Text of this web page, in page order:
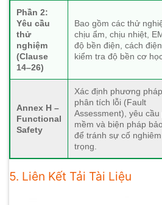
Phần 2:
Yêu cầu
thử
nghiệm
(Clause
14–26)
Bao gồm các thử
chịu ẩm, chịu nhiệt,
độ bền điện, cách
kiểm tra độ bền cơ
Annex H –
Functional
Safety
Xác định phương pháp
phân tích lỗi (Fault
Assessment), yêu cầu
mềm và biện pháp
để tránh sự cố nghiêm
trọng.
5. Liên Kết Tải Tài Liệu